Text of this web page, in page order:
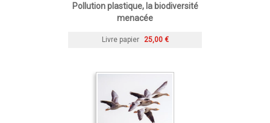
Pollution plastique, la biodiversité
menacée
Livre papier 25,00 €